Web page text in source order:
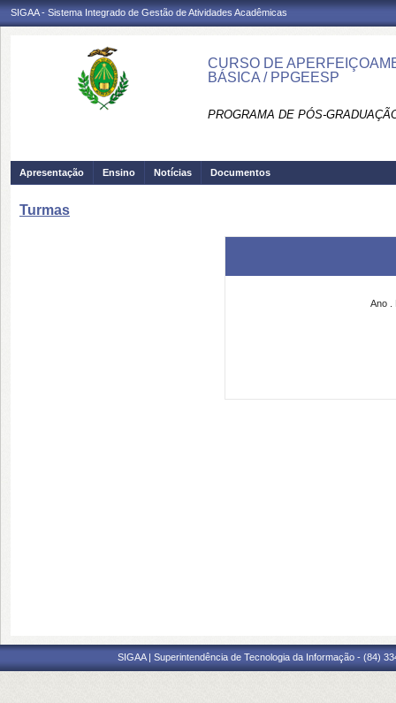
SIGAA - Sistema Integrado de Gestão de Atividades Acadêmicas
CURSO DE
BÁSICA / PPGEESP
PROGRAMA DE PÓS-
Apresentação Ensino Notícias Documentos
Turmas
Ano
SIGAA | Superintendência de Tecnologia da Informação - (84)